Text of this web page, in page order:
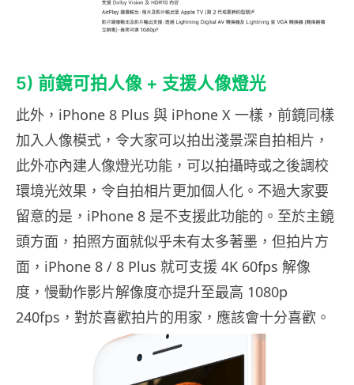
5) 前鏡可拍人像 + 支援人像燈光
此外，iPhone 8 Plus 與 iPhone X 一樣，前鏡同樣
加入人像模式，令大家可以拍出淺景深自拍相片，
此外亦內建人像燈光功能，可以拍攝時或之後調校
環境光效果，令自拍相片更加個人化。不過大家要
留意的是，iPhone 8 是不支援此功能的。至於主鏡
頭方面，拍照方面就似乎未有太多著墨，但拍片方
面，iPhone 8 / 8 Plus 就可支援 4K 60fps 解像
度，慢動作影片解像度亦提升至最高 1080p
240fps，對於喜歡拍片的用家，應該會十分喜歡。